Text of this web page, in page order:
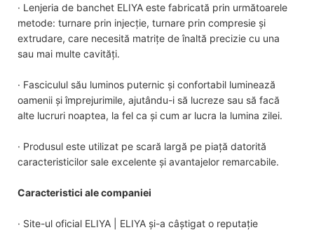
· Lenjeria de banchet ELIYA este fabricată prin următoarele
metode: turnare prin injecție, turnare prin compresie și
extrudare, care necesită matrițe de înaltă precizie cu una
sau mai multe cavități.
· Fasciculul său luminos puternic și confortabil luminează
oamenii și împrejurimile, ajutându-i să lucreze sau să facă
alte lucruri noaptea, la fel ca și cum ar lucra la lumina zilei.
· Produsul este utilizat pe scară largă pe piață datorită
caracteristicilor sale excelente și avantajelor remarcabile.
Caracteristici ale companiei
· Site-ul oficial ELIYA | ELIYA și-a câștigat o reputație